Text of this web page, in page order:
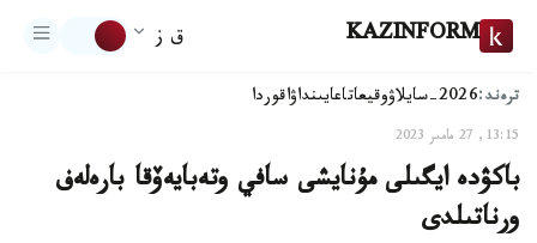
KAZINFORM ق ز
ترەند:2026-سايلاۋ وقيعاتاعايىنداۋاقوردا
13:15, 27 مامىر 2023
باكۋدە ايگىلى مۇنايشى سافي وتەبايەۆقا بارەلەف
ورناتىلدى